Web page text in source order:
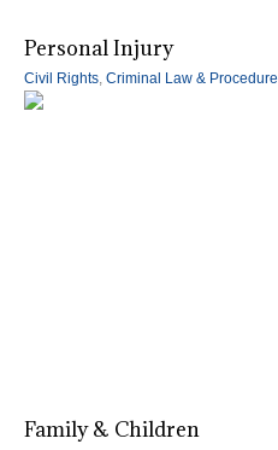
Personal Injury
Civil Rights Criminal Law & Procedure
Family & Children